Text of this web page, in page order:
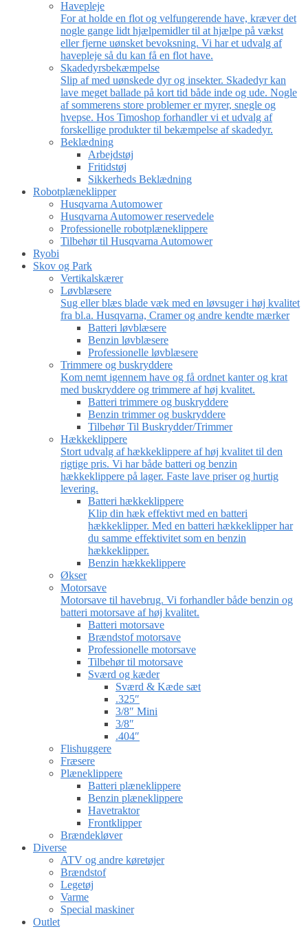
Havepleje
For at holde en flot og velfungerende have, kræver det
nogle gange lidt hjælpemidler til at hjælpe på vækst
eller fjerne uønsket bevoksning. Vi har et udvalg af
havepleje så du kan få en flot have.
Skadedyrsbekæmpelse
Slip af med uønskede dyr og insekter. Skadedyr kan
lave meget ballade på kort tid både inde og ude. Nogle
af sommerens store problemer er myrer, snegle og
hvepse. Hos Timoshop forhandler vi et udvalg af
forskellige produkter til bekæmpelse af skadedyr.
Beklædning
Arbejdstøj
Fritidstøj
Sikkerheds Beklædning
Robotplæneklipper
Husqvarna Automower
Husqvarna Automower reservedele
Professionelle robotplæneklippere
Tilbehør til Husqvarna Automower
Ryobi
Skov og Park
Vertikalskærer
Løvblæsere
Sug eller blæs blade væk med en løvsuger i høj kvalitet
fra bl.a. Husqvarna, Cramer og andre kendte mærker
Batteri løvblæsere
Benzin løvblæsere
Professionelle løvblæsere
Trimmere og buskryddere
Kom nemt igennem have og få ordnet kanter og krat
med buskryddere og trimmere af høj kvalitet.
Batteri trimmere og buskryddere
Benzin trimmer og buskryddere
Tilbehør Til Buskrydder/Trimmer
Hækkeklippere
Stort udvalg af hækkeklippere af høj kvalitet til den
rigtige pris. Vi har både batteri og benzin
hækkeklippere på lager. Faste lave priser og hurtig
levering.
Batteri hækkeklippere
Klip din hæk effektivt med en batteri
hækkeklipper. Med en batteri hækkeklipper har
du samme effektivitet som en benzin
hækkeklipper.
Benzin hækkeklippere
Økser
Motorsave
Motorsave til havebrug. Vi forhandler både benzin og
batteri motorsave af høj kvalitet.
Batteri motorsave
Brændstof motorsave
Professionelle motorsave
Tilbehør til motorsave
Sværd og kæder
Sværd & Kæde sæt
.325″
3/8″ Mini
3/8″
.404″
Flishuggere
Fræsere
Plæneklippere
Batteri plæneklippere
Benzin plæneklippere
Havetraktor
Frontklipper
Brændekløver
Diverse
ATV og andre køretøjer
Brændstof
Legetøj
Varme
Special maskiner
Outlet